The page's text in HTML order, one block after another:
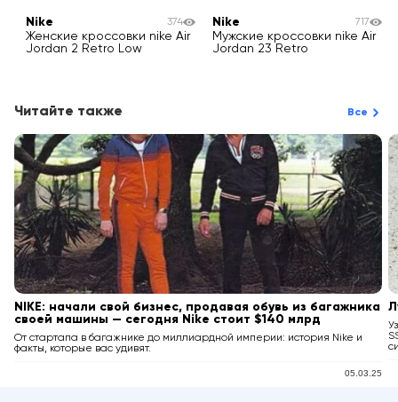
Nike
Женские кроссовки nike Air
Jordan 2 Retro Low
374
Nike
Мужские кроссовки nike Air
Jordan 23 Retro
717
Читайте также Все
NIKE: начали свой бизнес, продавая обувь из багажника
своей машины — сегодня Nike стоит $140 млрд
От стартапа в багажнике до миллиардной империи: история Nike и
факты, которые вас удивят.
05.03.25